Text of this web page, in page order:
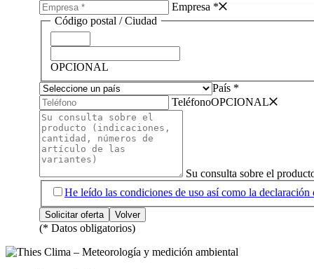
Empresa *
Código postal /­ Ciudad
OPCIONAL
País *
TeléfonoOPCIONAL
Su consulta sobre el
He leído las condiciones de uso así como la
(* Datos obligatorios)